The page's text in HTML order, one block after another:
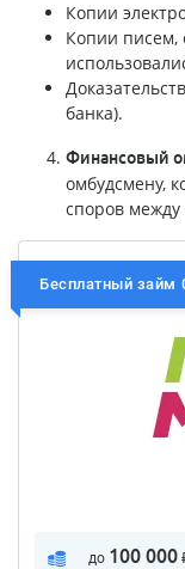
Копии
Копии писем,
банка).
Финансовый
омбудсмену,
споров
Бесплатный займ
до 100 000